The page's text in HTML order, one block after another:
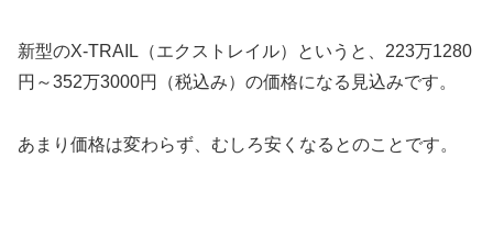
新型のX-TRAIL（エクストレイル）というと、223万1280
円～352万3000円（税込み）の価格になる見込みです。
あまり価格は変わらず、むしろ安くなるとのことです。